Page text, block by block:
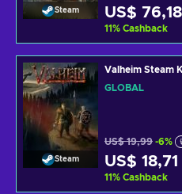
Steam US$ 76,18
11% Cashback
Steam
Valheim Steam
GLOBAL
US$ 19,99 -6%
US$ 18,71
11% Cashback